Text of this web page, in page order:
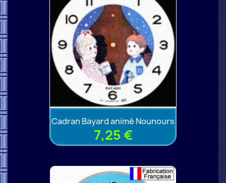
Cadran Bayard animé Nounours
7,25 €